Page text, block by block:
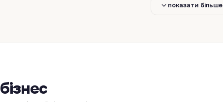
показати більше
до